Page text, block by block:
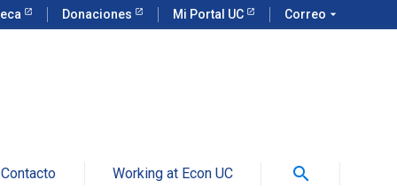
Donaciones Mi Portal UC Correo arrow_drop_down
Contacto Working at Econ UC search